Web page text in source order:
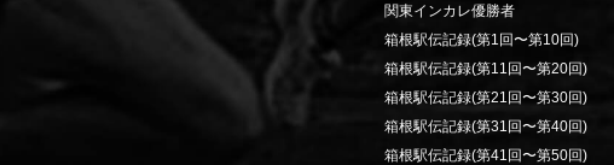
関東インカレ優勝者
箱根駅伝記録(第1回〜第10回)
箱根駅伝記録(第11回〜第20回)
箱根駅伝記録(第21回〜第30回)
箱根駅伝記録(第31回〜第40回)
箱根駅伝記録(第41回〜第50回)